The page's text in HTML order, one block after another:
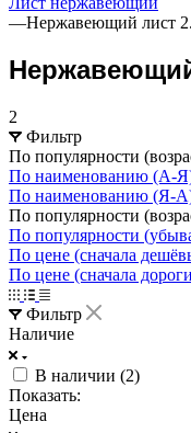
—Нержавеющий лист
2
Фильтр
По популярности
По наименованию (А-
По наименованию (Я-
По популярности
По популярности
По цене (сначала
По цене (сначала
Фильтр
Наличие
В наличии (2)
Показать:
Цена